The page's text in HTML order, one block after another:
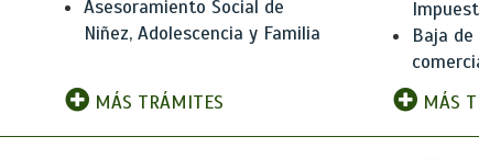
Asesoramiento Social de
Niñez, Adolescencia y Familia
MÁS TRÁMITES
Baja
MÁS